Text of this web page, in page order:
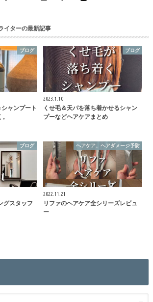
イターの最新記事
ブログ
ャンプート
ブログ
2023.1.10
くせ毛＆天パを落ち着かせるシャン
プーなどヘアケアまとめ
ブログ
グスタッフ
ヘアケア、ヘアダメージ予防
2022.11.21
リファのヘアケア全シリーズレビュ
ー